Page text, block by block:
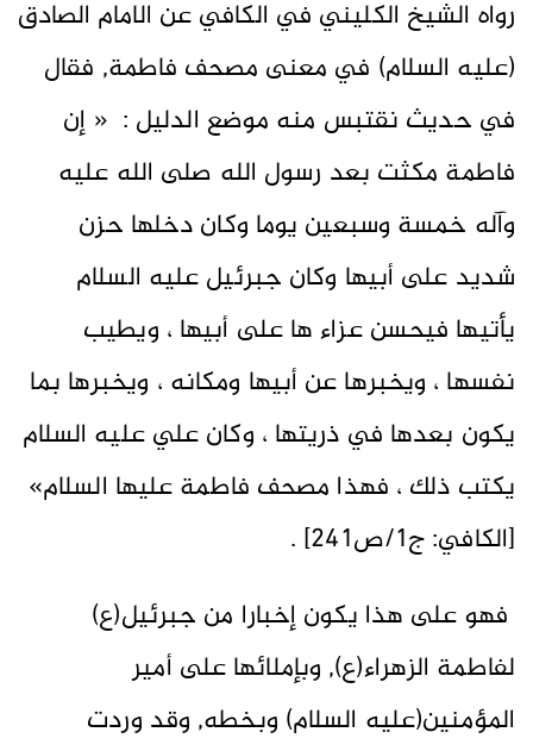
رواه الشيخ الكليني في الكافي عن الامام الصادق
(عليه السلام) في معنى مصحف فاطمة, فقال
في حديث نقتبس منه موضع الدليل : « إن
فاطمة مكثت بعد رسول الله صلى الله عليه
وآله خمسة وسبعين يوما وكان دخلها حزن
شديد على أبيها وكان جبرئيل عليه السلام
يأتيها فيحسن عزاء ها على أبيها ، ويطيب
نفسها ، ويخبرها عن أبيها ومكانه ، ويخبرها بما
يكون بعدها في ذريتها ، وكان علي عليه السلام
يكتب ذلك ، فهذا مصحف فاطمة عليها السلام»
[الكافي: ج1/ص241] .
فهو على هذا يكون إخبارا من جبرئيل(ع)
لفاطمة الزهراء(ع), وبإملائها على أمير
المؤمنين(عليه السلام) وبخطه, وقد وردت